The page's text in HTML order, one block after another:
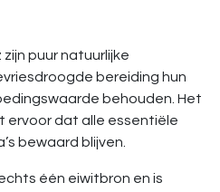
puur natuurlijke
bereiding hun
behouden. Het
ervoor dat alle essentiële
bewaard blijven.
één eiwitbron en is